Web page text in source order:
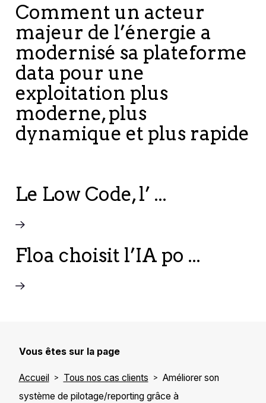
Comment un acteur
majeur de l’énergie a
modernisé sa plateforme
data pour une
exploitation plus
moderne, plus
dynamique et plus rapide
Le Low Code, l’ ...
Floa choisit l’IA po ...
Vous êtes sur la page
Accueil Tous nos cas clients
Améliorer son
système de pilotage/reporting grâce à